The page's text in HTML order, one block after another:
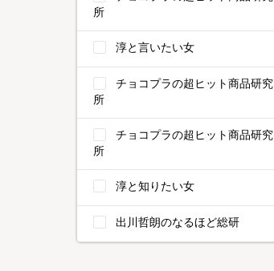
所
淳と言いたい女
チョコプラの超ヒット商品研究
所
チョコプラの超ヒット商品研究
所
淳と知りたい女
出川哲朗のなるほど総研